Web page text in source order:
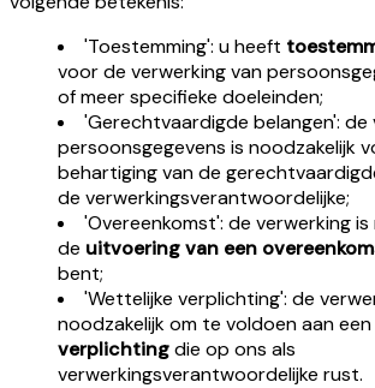
'Toestemming': u heeft
voor de verwerking van
of meer specifieke doeleinden;
'Gerechtvaardigde belangen': de
persoonsgegevens is noodzakelijk
behartiging van de
de verwerkingsverantwoordelijke;
'Overeenkomst': de verwerking
de uitvoering van een
bent;
'Wettelijke verplichting': de
noodzakelijk om te voldoen aan een
verplichtingdie op ons als
verwerkingsverantwoordelijke rust.